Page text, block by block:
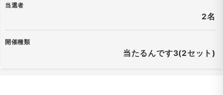
当選者
2名
開催種類
当たるんです3(2セット)